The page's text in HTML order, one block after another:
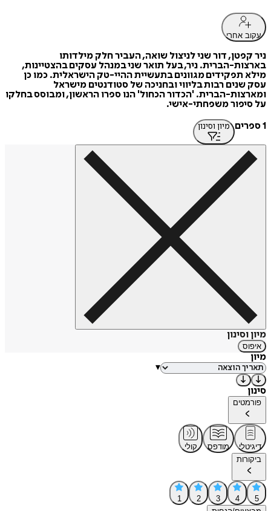
עקוב אחרי
ניר קפטן, דור שני לניצול שואה, העביר חלק מילדותו
בארצות-הברית. ניר, בעל תואר שני במנהל עסקים בהצטיינות,
מילא תפקידים מגוונים בתעשיית ההיי-טק הישראלית. כמו כן
עסק שנים רבות בליווי ובחניכה של סטודנטים מישראל
ומארצות-הברית. 'הכדור הכחול' הנו ספרו הראשון, ומבוסס בחלקו
על סיפור משפחתי-אישי.
1 ספרים
מיון וסינון
מיון וסינון
איפוס
מיון
▾
סינון
פורמטים
דיגיטלי מודפס
קולי
ביקורות
5
4
3
2
1